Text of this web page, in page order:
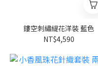
鏤空刺繡緹花洋裝 藍色
NT$4,590